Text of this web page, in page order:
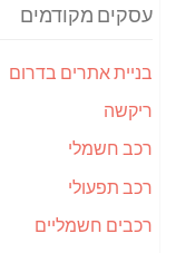
עסקים מקודמים
בניית אתרים בדרום
ריקשה
רכב חשמלי
רכב תפעולי
רכבים חשמליים